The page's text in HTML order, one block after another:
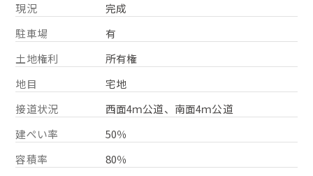
現況
完成
駐車場
有
土地権利
所有権
地目
宅地
接道状況
西面4ｍ公道、南面4ｍ公道
建ぺい率
50％
容積率
80％